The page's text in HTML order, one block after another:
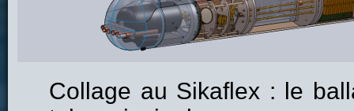
Collage au Sikaflex : le